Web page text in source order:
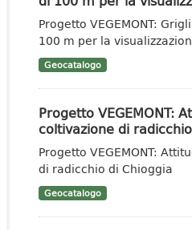
Progetto VEGEMONT:
100 m per la
Geocatalogo
Progetto VEGEMONT:
coltivazione di
Progetto VEGEMONT:
di radicchio di Chioggia
Geocatalogo